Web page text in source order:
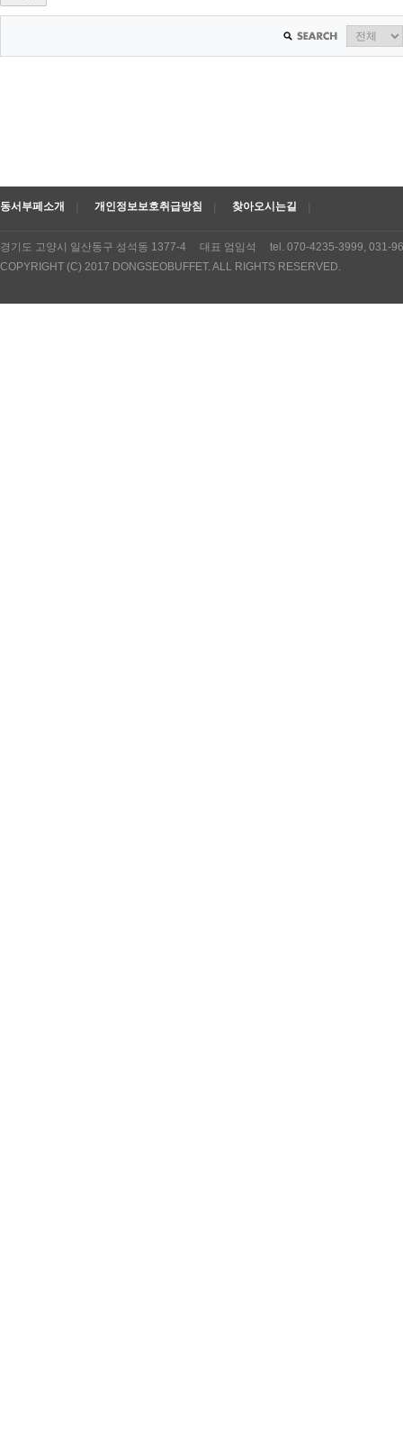
동서부페소개 개인정보보호취급방침 찾아오시는길
경기도 고양시 일산동구 성석동 1377-4 대표 엄임석 tel. 070-4235-3999,
COPYRIGHT (C) 2017 DONGSEOBUFFET. ALL RIGHTS RESERVED.